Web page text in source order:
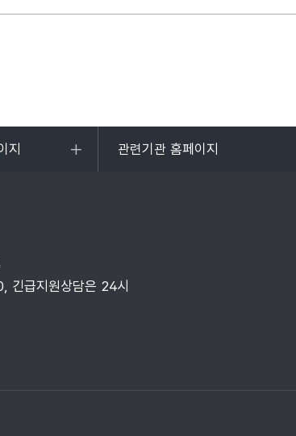
지 관련기관 홈페이지
목록
긴급지원상담은 24시